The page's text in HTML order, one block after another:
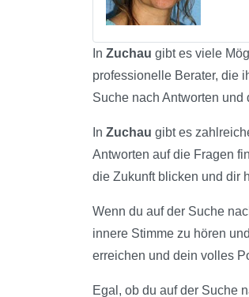
In Zuchau gibt es viele
professionelle Berater, die
Suche nach Antworten
In Zuchau gibt es
Antworten auf die Fragen
die Zukunft blicken und dir
Wenn du auf der Suche
innere Stimme zu hören
erreichen und dein volles
Egal, ob du auf der Suche